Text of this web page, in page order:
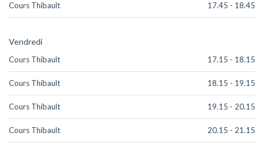
Cours Thibault 17.45 - 18.45
Vendredi
Cours Thibault 17.15 - 18.15
Cours Thibault 18.15 - 19.15
Cours Thibault 19.15 - 20.15
Cours Thibault 20.15 - 21.15